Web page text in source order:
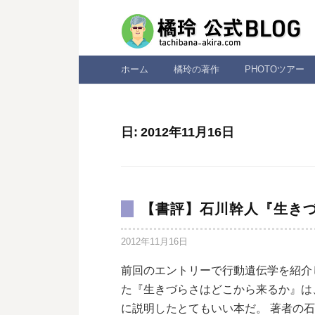
ツ
ホーム 橘玲の著作 PHOTOツアー
日:2012年11月16日
【書評】石川幹人『生き
2012年11月16日
前回のエントリーで行動遺伝学を紹
た『生きづらさはどこから来るか』
に説明したとてもいい本だ。 著者の